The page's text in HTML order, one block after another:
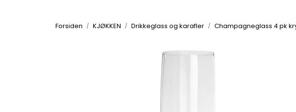
Forsiden KJØKKEN Drikkeglass og karafler Champagneglass 4 pk